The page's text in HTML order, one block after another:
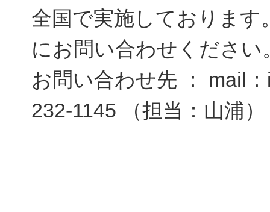
全国で実施しておりま
にお問い合わせください
お問い合わせ先 ： mail
232-1145 （担当：山浦）